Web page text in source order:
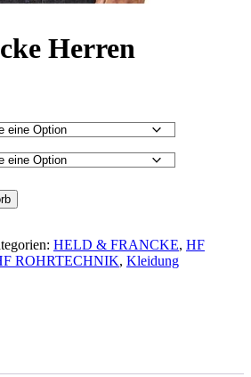
Herren
HELD & FRANCKE, HF
ROHRTECHNIK, Kleidung